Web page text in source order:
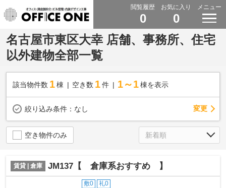
閲覧履歴
0
お気に入り
0
メニュー
名古屋市東区大幸 店舗、事務所、住宅
以外建物全部一覧
該当物件数 1棟 空き数 1 件 1～1 棟を表示
絞り込み条件： なし 変更
空き物件のみ
賃貸 | 倉庫 JM137【 倉庫系おすすめ 】
敷0 礼0